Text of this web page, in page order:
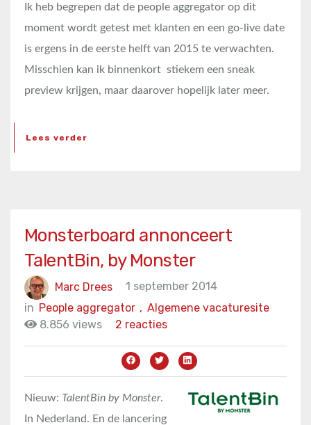
Ik heb begrepen dat de people aggregator op dit
moment wordt getest met klanten en een go-live date
is ergens in de eerste helft van 2015 te verwachten.
Misschien kan ik binnenkort stiekem een sneak
preview krijgen, maar daarover hopelijk later meer.
Lees verder
Monsterboard annonceert
TalentBin, by Monster
Marc Drees
1 september 2014
in
Algemene vacaturesite
People aggregator ,
8.856 views
2 reacties
Nieuw: TalentBin by Monster.
In Nederland. En de lancering